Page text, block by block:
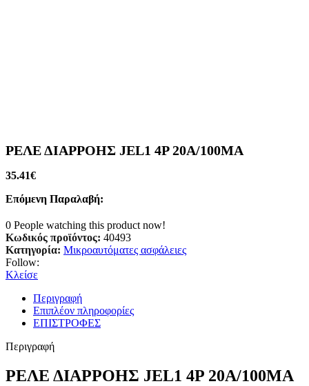
ΡΕΛΕ ΔΙΑΡΡΟΗΣ JEL1 4P 20A/100MA
35.41€
Επόμενη Παραλαβή:
0 People watching this product now!
Κωδικός προϊόντος: 40493
Κατηγορία: Μικροαυτόματες ασφάλειες
Follow:
Κλείσε
Περιγραφή
Επιπλέον πληροφορίες
ΕΠΙΣΤΡΟΦΕΣ
Περιγραφή
ΡΕΛΕ ΔΙΑΡΡΟΗΣ JEL1 4P 20A/100MA